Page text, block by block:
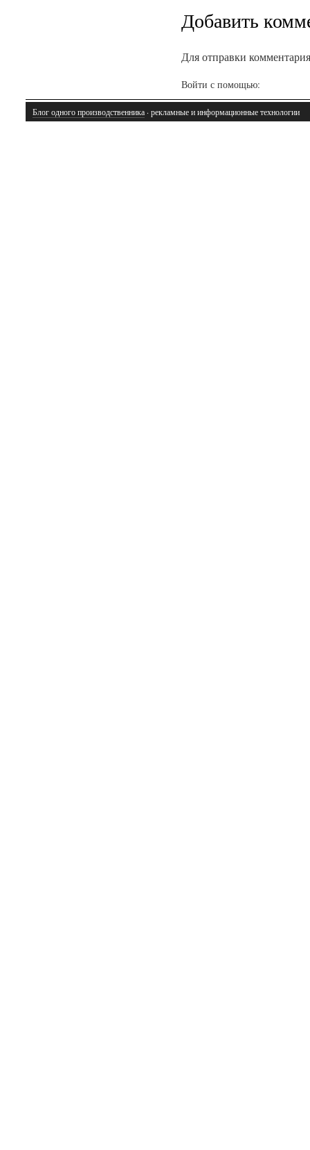
Добавить
Для отправки
Войти с помощью:
Блог одного производственника · рекламные и информационные технологии